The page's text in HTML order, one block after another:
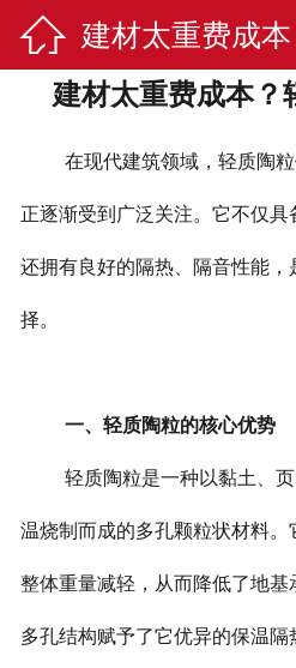
 建材太重费成
陶粒来帮
建材太重费成本？
在现代建筑领域，轻质陶
正逐渐受到广泛关注。它不仅具
还拥有良好的隔热、隔音性能
择。
一、轻质陶粒的核心优势
轻质陶粒是一种以黏土、
温烧制而成的多孔颗粒状材料
整体重量减轻，从而降低了地
多孔结构赋予了它优异的保温